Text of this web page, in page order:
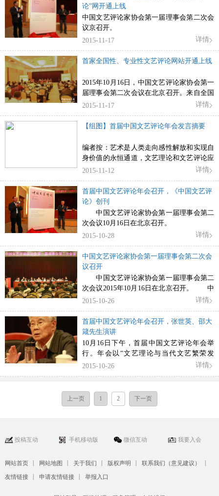
论”网开通上线
中国文艺评论家协会第一届理事会第二次会
议京召开。
2015-11-17
详情
首家全国性、专业性文艺评论网站开通上线
2015年10月16日，中国文艺评论家协会第一
届理事会第二次会议在北京召开。来自全国
的中国文艺评论家协会理事共160余人参加
2015-11-17 详情
【组图】首届中国文艺评论年会发言摘要
编者按：艺术是人类走向感性解放和实现自
身价值的永恒通道，文艺理论和文艺评论应
当成为这条道路上的灯塔，照亮彼岸。理论
2015-11-12 详情
首届中国文艺评论年会召开，《中国文艺评
论》创刊
中国文艺评论家协会第一届理事会第二
次会议10月16日在北京召开。
中国文联党组成员、副主席，中国文艺
员、书记处书记，中国文艺评论家协
2015-10-28 详情
中国文艺评论家协会第一届理事会第二次会
议召开
中国文艺评论家协会第一届理事会第二
次会议2015年10月16日在北京召开。 中
国文联党组成员、副主席，中国文艺评论家
2015-10-26 详情
首届中国文艺评论年会召开，张世英、邵大
箴先生演讲
10月16日下午，首届中国文艺评论年会举
行。年会以“文艺理论与当代文艺繁荣发
展”为主题，由中国文艺评论家协会主办，
2015-10-26 详情
上一页 1 2 下一页
投稿互动 手机移动版 微信互动 我要入会
网站首页 网站地图 关于我们 版权声明 联系我们（意见建议）
友情链接 申请友情链接 举报入口